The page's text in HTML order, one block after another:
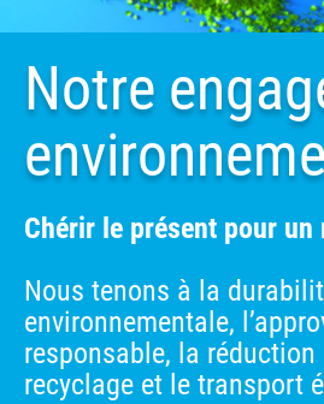
Notre
Chérir le présent pour
Nous tenons à la
environnementale,
responsable, la
recyclage et le transport